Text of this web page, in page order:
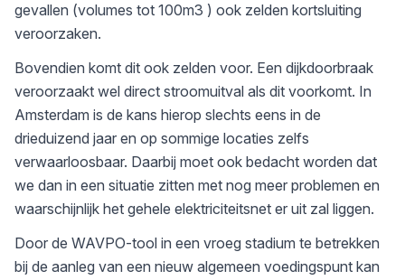
gevallen (volumes tot 100m3 ) ook zelden kortsluiting
veroorzaken.
Bovendien komt dit ook zelden voor. Een dijkdoorbraak
veroorzaakt wel direct stroomuitval als dit voorkomt. In
Amsterdam is de kans hierop slechts eens in de
drieduizend jaar en op sommige locaties zelfs
verwaarloosbaar. Daarbij moet ook bedacht worden dat
we dan in een situatie zitten met nog meer problemen en
waarschijnlijk het gehele elektriciteitsnet er uit zal liggen.
Door de WAVPO-tool in een vroeg stadium te betrekken
bij de aanleg van een nieuw algemeen voedingspunt kan